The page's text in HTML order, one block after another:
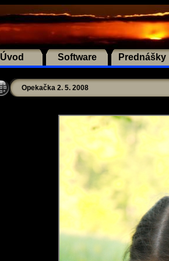
Úvod Software Prednášky
Opekačka 2. 5. 2008